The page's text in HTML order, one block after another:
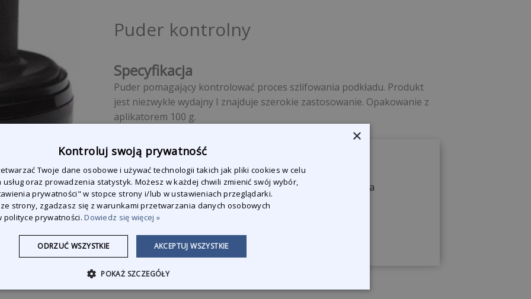
Puder kontrolny
Specyfikacja
Puder pomagający kontrolować proces szlifowania podkładu. Produkt
jest niezwykle wydajny I znajduje szerokie zastosowanie. Opakowanie z
aplikatorem 100 g.
Jesteśmy do Państwa dyspozycji, żeby odpowiedzieć na
wszystkie pytania.
Skontaktuj się z nami
×
Kontroluj swoją prywatność
Twoje dane osobowe i używać technologii takich jak pliki cookies w celu
usług oraz prowadzenia statystyk. Możesz w każdej chwili zmienić swój wybór,
prywatności" w stopce strony i/lub w ustawieniach przeglądarki.
strony, zgadzasz się z warunkami przetwarzania danych osobowych
polityce prywatności.Dowiedz się więcej »
AKCEPTUJ WSZYSTKIE
ODRZUĆ WSZYSTKIE
POKAŻ SZCZEGÓŁY